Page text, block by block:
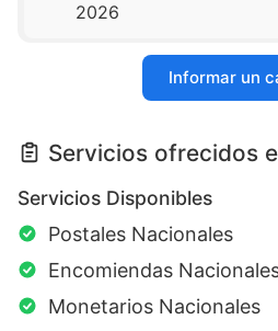
2026
Informar un
Servicios ofrecidos
Servicios Disponibles
Postales Nacionales
Encomiendas
Monetarios Nacionales